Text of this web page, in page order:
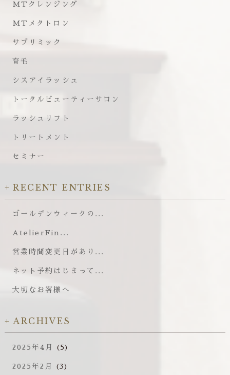
MTクレンジング
MTメタトロン
サブリミック
育毛
シスアイラッシュ
トータルビューティーサロン
ラッシュリフト
トリートメント
セミナー
RECENT ENTRIES
ゴールデンウィークの...
AtelierFin...
営業時間変更日があり...
ネット予約はじまって...
大切なお客様へ
ARCHIVES
2025年4月 (5)
2025年2月 (3)